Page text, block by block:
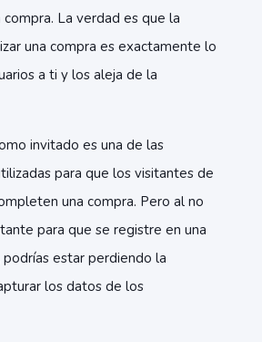
compra. La verdad es que la
una compra es exactamente lo
a ti y los aleja de la
invitado es una de las
para que los visitantes de
una compra. Pero al no
para que se registre en una
estar perdiendo la
los datos de los